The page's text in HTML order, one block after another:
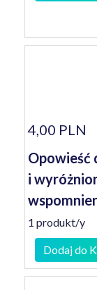
4,00 PLN
Opowieść
i
1 produkt/y
Dodaj do